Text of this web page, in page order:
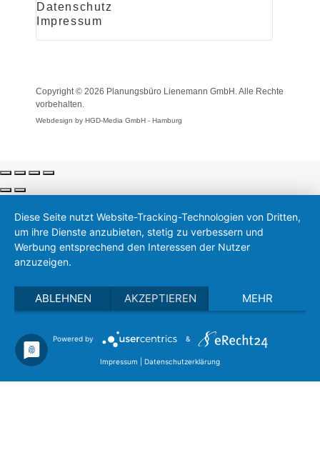
Datenschutz
Impressum
Copyright © 2026 Planungsbüro Lienemann GmbH. Alle Rechte
vorbehalten.
Webdesign by HGD-Media GmbH - Hamburg
Diese Seite nutzt Website-Tracking-Technologien von Dritten,
um ihre Dienste anzubieten, stetig zu verbessern und
Werbung entsprechend den Interessen der Nutzer
anzuzeigen.
ABLEHNEN AKZEPTIEREN MEHR
Powered by &
Impressum Datenschutzerklärung